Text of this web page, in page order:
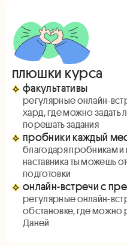
плюшки курса
факультативы
регулярные онлайн-
хард, где можно
порешать задания
пробники каждый
благодаря пробникам
наставника ты можешь
подготовки
онлайн-встречи с
регулярные онлайн-
обстановке, где можно
Даней